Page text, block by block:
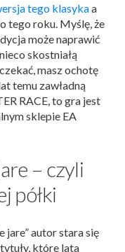
tego klasykaa
tego roku. Myślę, że
może naprawić
skostniałą
masz ochotę
temu zawładną
RACE, to gra jest
sklepie EA
– czyli
półki
jare” autor stara się
które lata